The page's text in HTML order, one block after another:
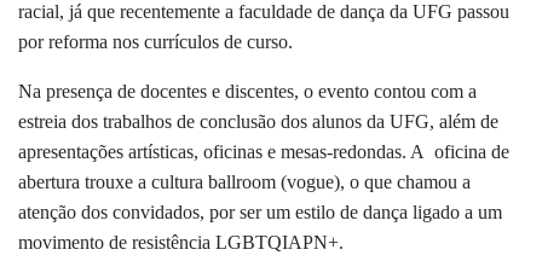
racial, já que recentemente a faculdade de dança da UFG passou
por reforma nos currículos de curso.
Na presença de docentes e discentes, o evento contou com a
estreia dos trabalhos de conclusão dos alunos da UFG, além de
apresentações artísticas, oficinas e mesas-redondas. A oficina de
abertura trouxe a cultura ballroom (vogue), o que chamou a
atenção dos convidados, por ser um estilo de dança ligado a um
movimento de resistência LGBTQIAPN+.